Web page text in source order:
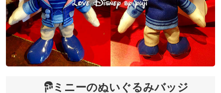
ミニーのぬいぐるみバッジ